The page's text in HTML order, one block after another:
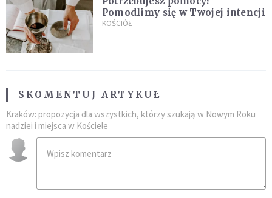
Pomodlimy się w Twojej intencji
KOŚCIÓŁ
SKOMENTUJ ARTYKUŁ
Kraków: propozycja dla wszystkich, którzy szukają w Nowym Roku
nadziei i miejsca w Kościele